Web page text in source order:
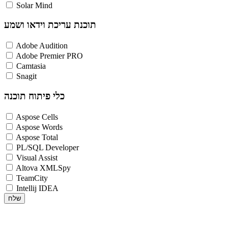
Solar Mind
תוכנת עריכת וידאו ושמע
Adobe Audition
Adobe Premier PRO
Camtasia
Snagit
כלי פיתוח תוכנה
Aspose Cells
Aspose Words
Aspose Total
PL/SQL Developer
Visual Assist
Altova XMLSpy
TeamCity
Intellij IDEA